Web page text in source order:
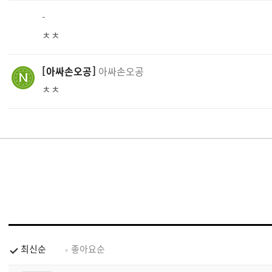
-
ㅊㅊ
아싸손오공 아싸손오공
ㅊㅊ
최신순 좋아요순